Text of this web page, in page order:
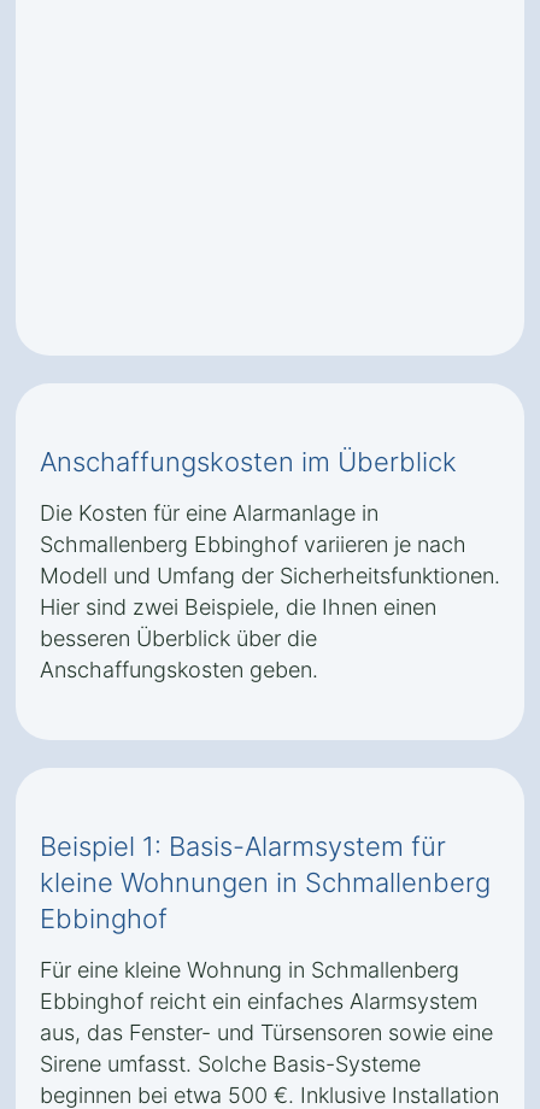
Anschaffungskosten im Überblick
Die Kosten für eine Alarmanlage in
Schmallenberg Ebbinghof variieren je nach
Modell und Umfang der Sicherheitsfunktionen.
Hier sind zwei Beispiele, die Ihnen einen
besseren Überblick über die
Anschaffungskosten geben.
Beispiel 1: Basis-Alarmsystem für
kleine Wohnungen in Schmallenberg
Ebbinghof
Für eine kleine Wohnung in Schmallenberg
Ebbinghof reicht ein einfaches Alarmsystem
aus, das Fenster- und Türsensoren sowie eine
Sirene umfasst. Solche Basis-Systeme
beginnen bei etwa 500 €. Inklusive Installation